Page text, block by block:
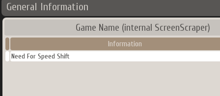
General Information
Game Name (internal ScreenScraper)
Information
Need For Speed Shift